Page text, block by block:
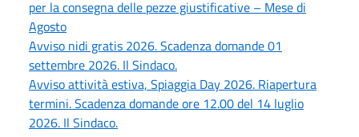
per la consegna delle pezze giustificative – Mese di
Agosto
Avviso nidi gratis 2026. Scadenza domande 01
settembre 2026. Il Sindaco.
Avviso attività estiva, Spiaggia Day 2026. Riapertura
termini. Scadenza domande ore 12.00 del 14 luglio
2026. Il Sindaco.